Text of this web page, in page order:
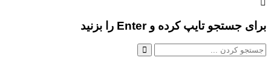
برای جستجو تایپ کرده و Enter را بزنید